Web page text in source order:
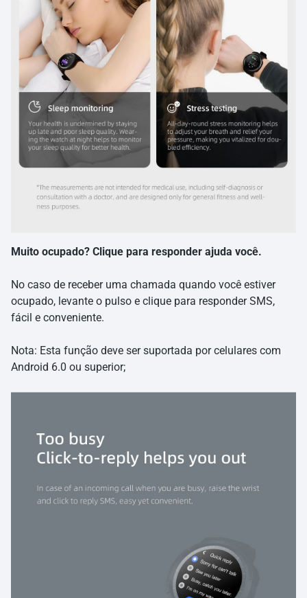
Muito ocupado? Clique para responder ajuda você.
No caso de receber uma chamada quando você estiver
ocupado, levante o pulso e clique para responder SMS,
fácil e conveniente.
Nota: Esta função deve ser suportada por celulares com
Android 6.0 ou superior;